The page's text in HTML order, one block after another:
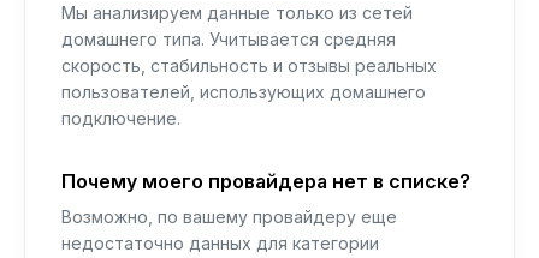
Мы анализируем данные только из сетей
домашнего типа. Учитывается средняя
скорость, стабильность и отзывы реальных
пользователей, использующих домашнего
подключение.
Почему моего провайдера нет в списке?
Возможно, по вашему провайдеру еще
недостаточно данных для категории